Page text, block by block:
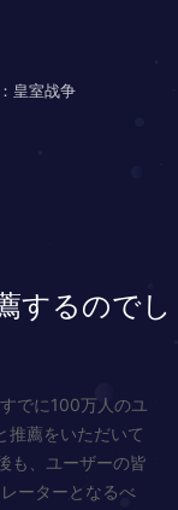
皇室战争
するのでし
でに100万人のユ
推薦をいただいて
も、ユーザーの皆
ーターとなるべ